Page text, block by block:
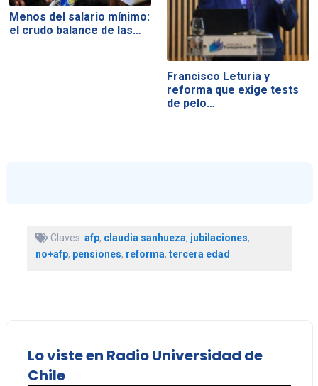
Menos del salario mínimo:
el crudo balance de las…
Francisco Leturia y
reforma que exige tests
de pelo…
Claves: afp, claudia sanhueza, jubilaciones,
no+afp, pensiones, reforma, tercera edad
Lo viste en Radio Universidad de
Chile